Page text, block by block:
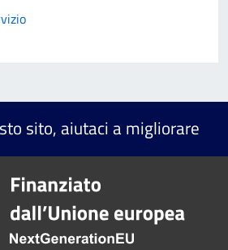
sito, aiutaci a migliorare